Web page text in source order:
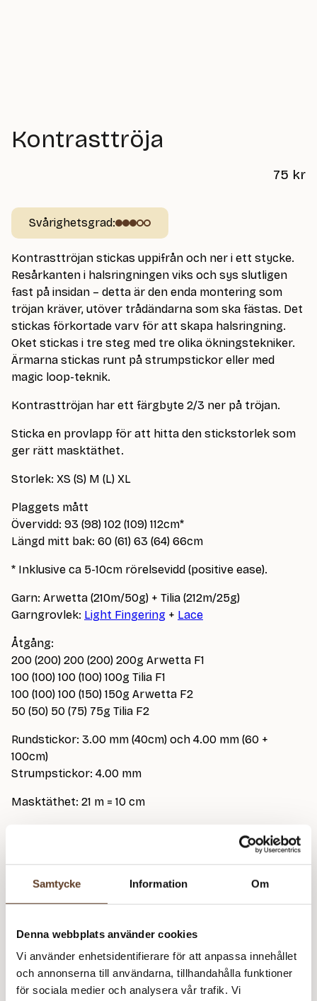
Samtycke Information Om
Denna webbplats använder cookies
Vi använder enhetsidentifierare för att anpassa innehållet
och annonserna till användarna, tillhandahålla funktioner
för sociala medier och analysera vår trafik. Vi
Kontrasttröja
75 kr
Svårighetsgrad:
Kontrasttröjan stickas uppifrån och ner i ett stycke.
Resårkanten i halsringningen viks och sys slutligen
fast på insidan – detta är den enda montering som
tröjan kräver, utöver trådändarna som ska fästas. Det
stickas förkortade varv för att skapa halsringning.
Oket stickas i tre steg med tre olika ökningstekniker.
Ärmarna stickas runt på strumpstickor eller med
magic loop-teknik.
Kontrasttröjan har ett färgbyte 2/3 ner på tröjan.
Sticka en provlapp för att hitta den stickstorlek som
ger rätt masktäthet.
Storlek: XS (S) M (L) XL
Plaggets mått
Övervidd: 93 (98) 102 (109) 112cm*
Längd mitt bak: 60 (61) 63 (64) 66cm
* Inklusive ca 5-10cm rörelsevidd (positive ease).
Garn: Arwetta (210m/50g) + Tilia (212m/25g)
Garngrovlek: Light Fingering + Lace
Åtgång:
200 (200) 200 (200) 200g Arwetta F1
100 (100) 100 (100) 100g Tilia F1
100 (100) 100 (150) 150g Arwetta F2
50 (50) 50 (75) 75g Tilia F2
Rundstickor: 3.00 mm (40cm) och 4.00 mm (60 +
100cm)
Strumpstickor: 4.00 mm
Masktäthet: 21 m = 10 cm
136 Mustard (F2) + Tilia 101 Natural White (F1) och 136
Mustard (F2).
Syns även på bild stickad i Arwetta 147 Hunter Green
(F1).
Arwetta – 957 Very Light Grey (Lager: 33)